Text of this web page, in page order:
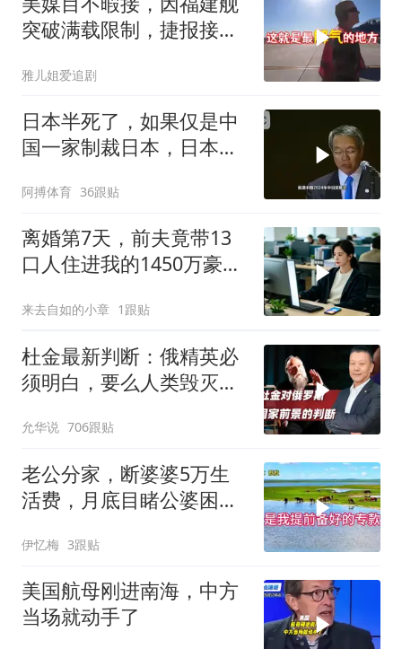
突破满载限制，捷报接连
雅儿姐爱追剧
日本半死了，如果仅是中
国一家制裁日本，日本可
阿搏体育 36跟贴
离婚第7天，前夫竟带13
口人住进我的1450万豪
来去自如的小章 1跟贴
杜金最新判断：俄精英必
须明白，要么人类毁灭，
允华说 706跟贴
老公分家，断婆婆5万生
活费，月底目睹公婆困
伊忆梅 3跟贴
美国航母刚进南海，中方
当场就动手了